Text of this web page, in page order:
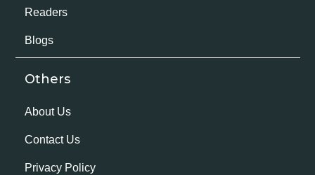
Readers
Blogs
Others
About Us
Contact Us
Privacy Policy